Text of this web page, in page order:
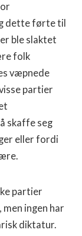
dette førte til
ble slaktet
folk
væpnede
partier
skaffe seg
eller fordi
partier
ingen har
dikta­tur.